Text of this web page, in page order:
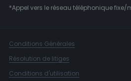
*Appel vers le réseau téléphonique
Conditions Générales
Résolution de litiges
Conditions d'utilisation